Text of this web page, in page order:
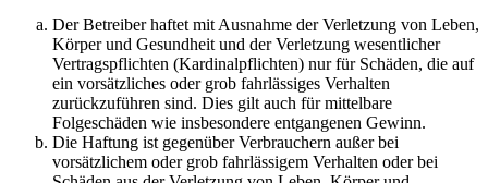
Der Betreiber haftet mit Ausnahme der Verletzung von Leben,
Körper und Gesundheit und der Verletzung wesentlicher
Vertragspflichten (Kardinalpflichten) nur für Schäden, die auf
ein vorsätzliches oder grob fahrlässiges Verhalten
zurückzuführen sind. Dies gilt auch für mittelbare
Folgeschäden wie insbesondere entgangenen Gewinn.
Die Haftung ist gegenüber Verbrauchern außer bei
vorsätzlichem oder grob fahrlässigem Verhalten oder bei